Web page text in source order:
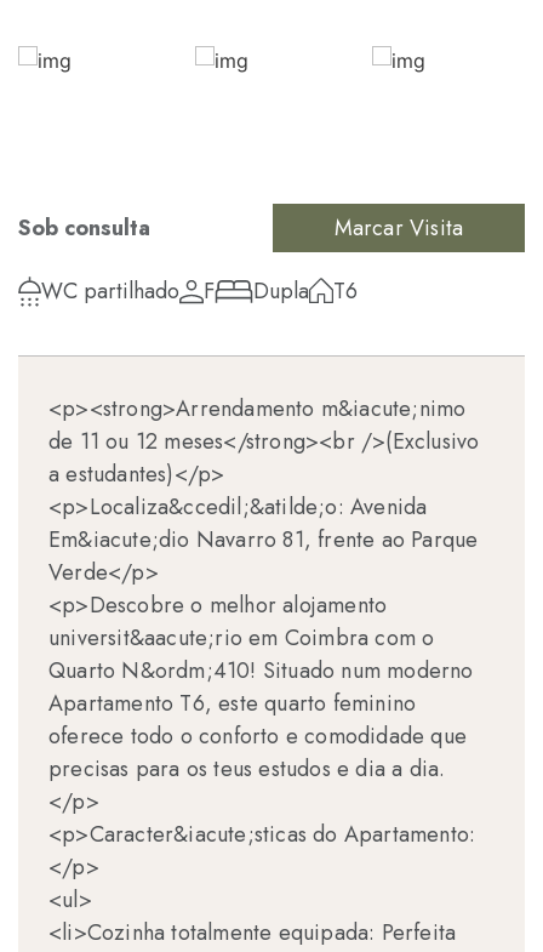
Sob consulta
Marcar Visita
WC partilhado
F Dupla T6
<p><strong>Arrendamento m&iacute;nimo
de 11 ou 12 meses</strong><br />(Exclusivo
a estudantes)</p>
<p>Localiza&ccedil;&atilde;o: Avenida
Em&iacute;dio Navarro 81, frente ao Parque
Verde</p>
<p>Descobre o melhor alojamento
universit&aacute;rio em Coimbra com o
Quarto N&ordm;410! Situado num moderno
Apartamento T6, este quarto feminino
oferece todo o conforto e comodidade que
precisas para os teus estudos e dia a dia.
</p>
<p>Caracter&iacute;sticas do Apartamento:
</p>
<ul>
<li>Cozinha totalmente equipada: Perfeita